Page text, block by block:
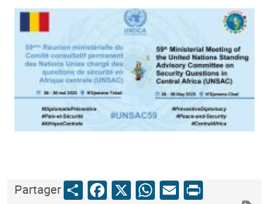
PartagerShareFacebook
X WhatsApp
Email
Print